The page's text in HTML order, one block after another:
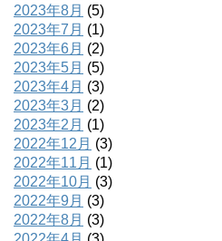
2023年8月 (5)
2023年7月 (1)
2023年6月 (2)
2023年5月 (5)
2023年4月 (3)
2023年3月 (2)
2023年2月 (1)
2022年12月 (3)
2022年11月 (1)
2022年10月 (3)
2022年9月 (3)
2022年8月 (3)